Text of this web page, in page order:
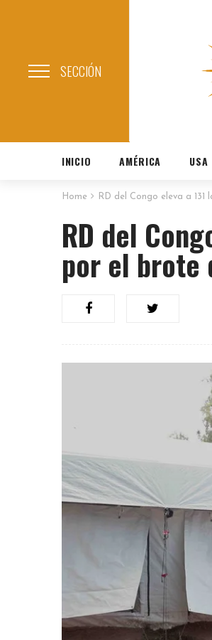
SECCIÓN
INICIO AMÉRICA USA
Home RD del Congo eleva a
RD del
por el brote